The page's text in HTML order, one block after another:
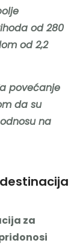
od 280
od 2,2
povećanje
da su
na
za